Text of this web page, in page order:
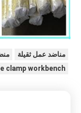
مناضد عمل ثقيلة
clamp workbench